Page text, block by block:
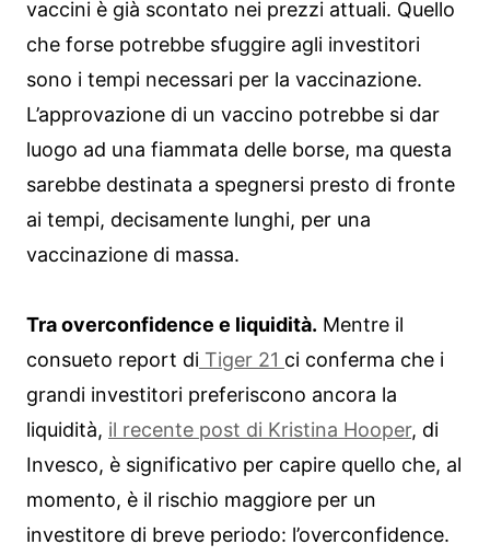
vaccini è già scontato nei prezzi attuali. Quello
che forse potrebbe sfuggire agli investitori
sono i tempi necessari per la vaccinazione.
L’approvazione di un vaccino potrebbe si dar
luogo ad una fiammata delle borse, ma questa
sarebbe destinata a spegnersi presto di fronte
ai tempi, decisamente lunghi, per una
vaccinazione di massa.
Tra overconfidence e liquidità. Mentre il
consueto report di Tiger 21 ci conferma che i
grandi investitori preferiscono ancora la
liquidità, il recente post di Kristina Hooper, di
Invesco, è significativo per capire quello che, al
momento, è il rischio maggiore per un
investitore di breve periodo: l’overconfidence.